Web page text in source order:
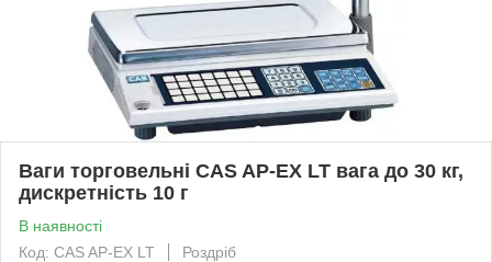
Ваги торговельні CAS AP-EX LT вага до 30 кг,
дискретність 10 г
В наявності
Код: CAS AP-EX LT
Роздріб